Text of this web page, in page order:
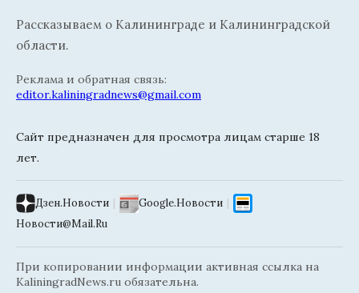
Рассказываем о Калининграде и Калининградской
области.
Реклама и обратная связь:
editor.kaliningradnews@gmail.com
Сайт предназначен для просмотра лицам старше 18
лет.
Дзен.Новости | Google.Новости |
Новости@Mail.Ru
При копировании информации активная ссылка на
KaliningradNews.ru обязательна.